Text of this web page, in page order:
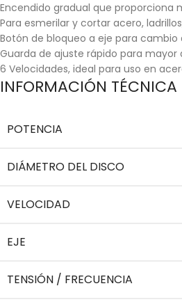
Encendido gradual que proporciona
Para esmerilar y cortar acero,
Botón de bloqueo a eje para cambio
Guarda de ajuste rápido para
6 Velocidades, ideal para uso en
INFORMACIÓN TÉCNICA
POTENCIA
DIÁMETRO DEL DISCO
VELOCIDAD
EJE
TENSIÓN / FRECUENCIA